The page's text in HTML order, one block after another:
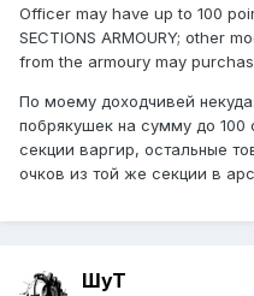
Officer may have up to 100
SECTIONS ARMOURY; other
from the armoury may
По моему доходчивей
побрякушек на сумму до 100
секции варгир, остальные
очков из той же секции в
ШуТ